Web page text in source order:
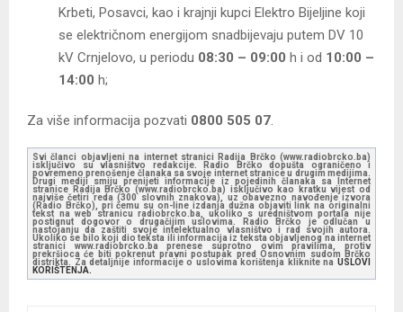
Krbeti, Posavci, kao i krajnji kupci Elektro Bijeljine koji
se električnom energijom snadbijevaju putem DV 10
kV Crnjelovo, u periodu 08:30 – 09:00 h i od 10:00 –
14:00 h;
Za više informacija pozvati 0800 505 07.
Svi članci objavljeni na internet stranici Radija Brčko (www.radiobrcko.ba)
isključivo su vlasništvo redakcije. Radio Brčko dopušta ograničeno i
povremeno prenošenje članaka sa svoje internet stranice u drugim medijima.
Drugi mediji smiju prenijeti informacije iz pojedinih članaka sa Internet
stranice Radija Brčko (www.radiobrcko.ba) isključivo kao kratku vijest od
najviše četiri reda (300 slovnih znakova), uz obavezno navođenje izvora
(Radio Brčko), pri čemu su on-line izdanja dužna objaviti link na originalni
tekst na web stranicu radiobrcko.ba, ukoliko s uredništvom portala nije
postignut dogovor o drugačijim uslovima. Radio Brčko je odlučan u
nastojanju da zaštiti svoje intelektualno vlasništvo i rad svojih autora.
Ukoliko se bilo koji dio teksta ili informacija iz teksta objavljenog na internet
stranici www.radiobrcko.ba prenese suprotno ovim pravilima, protiv
prekršioca će biti pokrenut pravni postupak pred Osnovnim sudom Brčko
distrikta. Za detaljnije informacije o uslovima korištenja kliknite na USLOVI
KORIŠTENJA.